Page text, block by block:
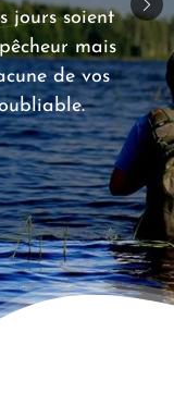
jours soient
mais
de vos